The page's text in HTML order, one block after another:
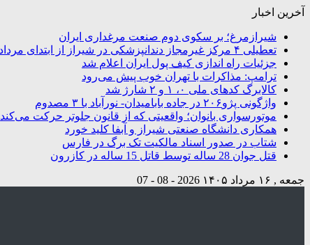
آخرین اخبار
شیرازمرغ؛ بر سکوی دوم صنعت مرغداری ایران
تعطیلی ۴ مرکز غیرمجاز دندانپزشکی در شیراز از ابتدای مردادماه تاکنون
جزئیات راه اندازی کیف پول ایران اعلام شد
ترامپ: مذاکرات با تهران خوب پیش می‌رود
کالابرگ کدهای ملی ۰، ۱ و ۲ شارژ شد
واژگونی پژو۲۰۶ در جاده بابامیدان- نورآباد با ۳ مصدوم
موتورسواری بانوان؛ واقعیتی که از قانون جلوتر حرکت می‌کند
همکاری دانشگاه صنعتی شیراز و آبفا کلید خورد
شتاب در صدور اسناد مالکیت تک برگ در فارس
قتل جوان 28 ساله توسط قاتل 15 ساله در کازرون
جمعه , ۱۶ مرداد ۱۴۰۵ 2026 - 08 - 07